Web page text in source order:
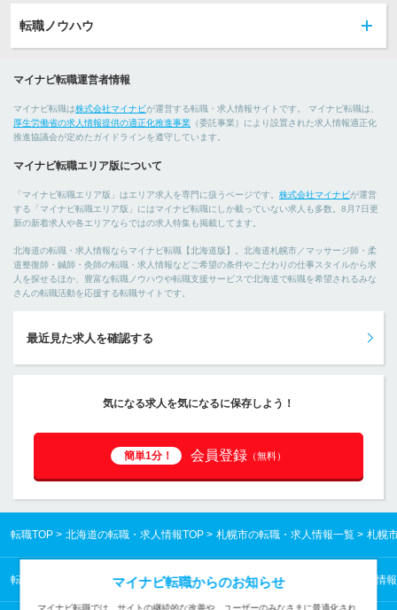
転職ノウハウ
マイナビ転職運営者情報
マイナビ転職は株式会社マイナビが運営する転職・求人情報サイトです。 マイナビ転職は、
厚生労働省の求人情報提供の適正化推進事業 （委託事業）により設置された求人情報適正化
推進協議会が定めたガイドラインを遵守しています。
マイナビ転職エリア版について
「マイナビ転職エリア版」はエリア求人を専門に扱うページです。 株式会社マイナビが運営
する「マイナビ転職エリア版」にはマイナビ転職にしか載っていない求人も多数。8月7日更
新の新着求人や各エリアならではの求人特集も掲載してます。
北海道の転職・求人情報ならマイナビ転職【北海道版】。北海道札幌市／マッサージ師・柔
道整復師・鍼師・灸師の転職・求人情報などご希望の条件やこだわりの仕事スタイルから求
人を探せるほか、豊富な転職ノウハウや転職支援サービスで北海道で転職を希望されるみな
さんの転職活動を応援する転職サイトです。
最近見た求人を確認する
気になる求人を気になるに保存しよう！
簡単1分！ 会員登録 （無料）
転職TOP 北海道の転職・求人情報TOP 札幌市の転職・求人情報一覧 札幌
転職TOP 北海道の転職・求人情報TOP 北海道／医療・福祉の転職・求人情
マイナビ転職からのお知らせ
マイナビ転職では、サイトの継続的な改善や、ユーザーのみなさまに最適化され